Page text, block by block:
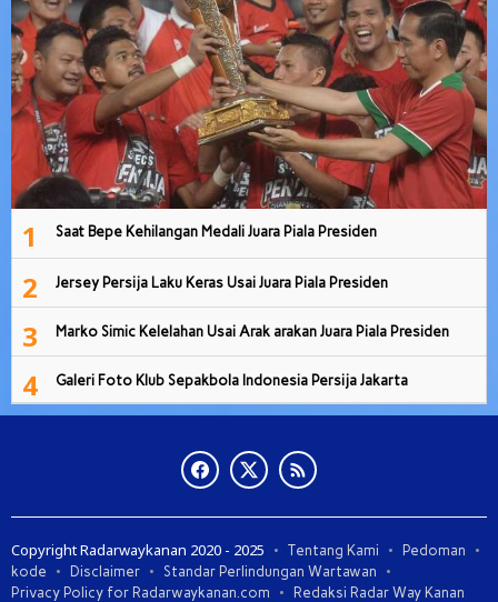
1 Saat Bepe Kehilangan Medali Juara Piala Presiden
2 Jersey Persija Laku Keras Usai Juara Piala Presiden
3 Marko Simic Kelelahan Usai Arak arakan Juara Piala Presiden
4 Galeri Foto Klub Sepakbola Indonesia Persija Jakarta
Copyright Radarwaykanan 2020 - 2025 Tentang Kami
Pedoman
kode
Disclaimer
Standar Perlindungan Wartawan
Privacy Policy for Radarwaykanan.com
Redaksi Radar Way Kanan